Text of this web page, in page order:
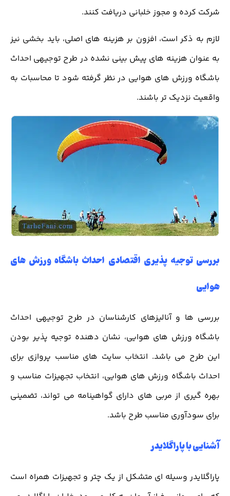
شرکت کرده و مجوز خلبانی دریافت کنند.
لازم به ذکر است، افزون بر هزینه های اصلی، باید بخشی نیز
به عنوان هزینه های پیش بینی نشده در طرح توجیهی احداث
باشگاه ورزش های هوایی در نظر گرفته شود تا محاسبات به
واقعیت نزدیک تر باشند.
بررسی توجیه پذیری اقتصادی احداث باشگاه ورزش های
هوایی
بررسی ها و آنالیزهای کارشناسان در طرح توجیهی احداث
باشگاه ورزش های هوایی، نشان دهنده توجیه پذیر بودن
این طرح می باشد. انتخاب سایت های مناسب پروازی برای
احداث باشگاه ورزش های هوایی، انتخاب تجهیزات مناسب و
بهره گیری از مربی های دارای گواهینامه می تواند، تضمینی
برای سودآوری مناسب طرح باشد.
آشنایی با پاراگلایدر
پاراگلایدر وسیله ای متشکل از یک چتر و تجهیزات همراه است